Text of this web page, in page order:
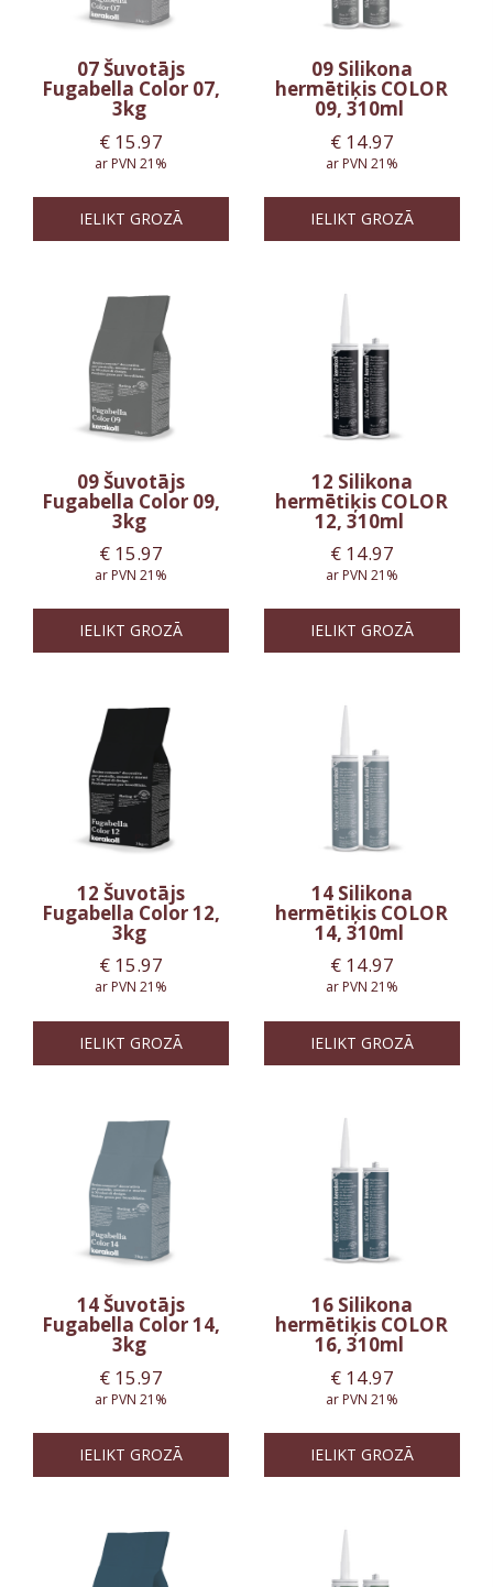
07 Šuvotājs
Fugabella Color 07,
3kg
€ 15.97
ar PVN 21%
IELIKT GROZĀ
09 Silikona
hermētiķis COLOR
09, 310ml
€14.97
ar PVN 21%
IELIKT GROZĀ
09 Šuvotājs
Fugabella Color 09,
3kg
€ 15.97
ar PVN 21%
IELIKT GROZĀ
12 Silikona
hermētiķis COLOR
12, 310ml
€14.97
ar PVN 21%
IELIKT GROZĀ
12 Šuvotājs
Fugabella Color 12,
3kg
€ 15.97
ar PVN 21%
IELIKT GROZĀ
14 Silikona
hermētiķis COLOR
14, 310ml
€14.97
ar PVN 21%
IELIKT GROZĀ
14 Šuvotājs
Fugabella Color 14,
3kg
€ 15.97
ar PVN 21%
IELIKT GROZĀ
16 Silikona
hermētiķis COLOR
16, 310ml
€14.97
ar PVN 21%
IELIKT GROZĀ